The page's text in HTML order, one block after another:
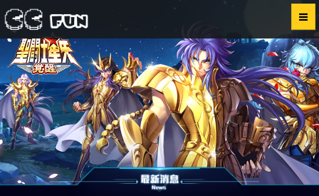
首頁
遊戲公告
角色介紹
影片專區